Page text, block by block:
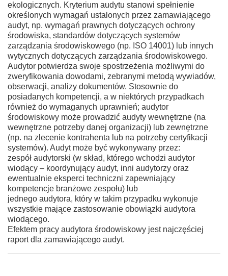
ekologicznych. Kryterium audytu stanowi spełnienie
określonych wymagań ustalonych przez zamawiającego
audyt, np. wymagań prawnych dotyczących ochrony
środowiska, standardów dotyczących systemów
zarządzania środowiskowego (np. ISO 14001) lub innych
wytycznych dotyczących zarządzania środowiskowego.
Audytor potwierdza swoje spostrzeżenia możliwymi do
zweryfikowania dowodami, zebranymi metodą wywiadów,
obserwacji, analizy dokumentów. Stosownie do
posiadanych kompetencji, a w niektórych przypadkach
również do wymaganych uprawnień; audytor
środowiskowy może prowadzić audyty wewnętrzne (na
wewnętrzne potrzeby danej organizacji) lub zewnętrzne
(np. na zlecenie kontrahenta lub na potrzeby certyfikacji
systemów). Audyt może być wykonywany przez:
zespół audytorski (w skład, którego wchodzi audytor
wiodący – koordynujący audyt, inni audytorzy oraz
ewentualnie eksperci techniczni zapewniający
kompetencje branżowe zespołu) lub
jednego audytora, który w takim przypadku wykonuje
wszystkie mające zastosowanie obowiązki audytora
wiodącego.
Efektem pracy audytora środowiskowy jest najczęściej
raport dla zamawiającego audyt.